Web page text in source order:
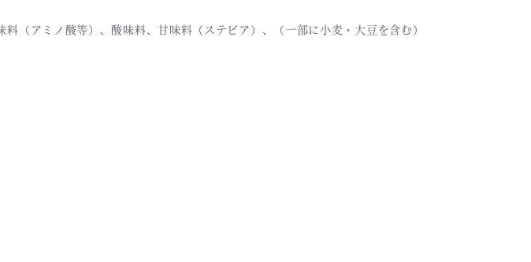
（アミノ酸等）、酸味料、甘味料（ステビア）、（一部に小麦・大豆を含む）